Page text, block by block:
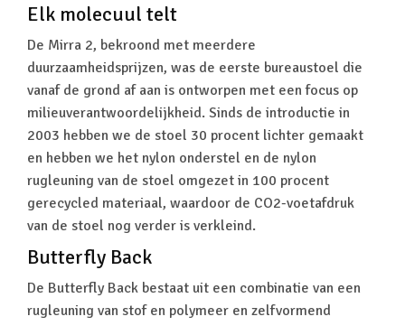
Elk molecuul telt
De Mirra 2, bekroond met meerdere
duurzaamheidsprijzen, was de eerste bureaustoel die
vanaf de grond af aan is ontworpen met een focus op
milieuverantwoordelijkheid. Sinds de introductie in
2003 hebben we de stoel 30 procent lichter gemaakt
en hebben we het nylon onderstel en de nylon
rugleuning van de stoel omgezet in 100 procent
gerecycled materiaal, waardoor de CO2-voetafdruk
van de stoel nog verder is verkleind.
Butterfly Back
De Butterfly Back bestaat uit een combinatie van een
rugleuning van stof en polymeer en zelfvormend